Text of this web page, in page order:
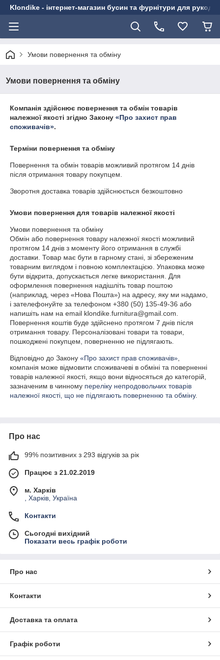
Klondike - інтернет-магазин бусин та фурнітури для
Умови повернення та обміну
Умови повернення та обміну
Компанія здійснює повернення та обмін товарів
належної якості згідно Закону «Про захист прав
споживачів».
Терміни повернення та обміну
Повернення та обмін товарів можливий протягом 14 днів
після отримання товару покупцем.
Зворотня доставка товарів здійснюється безкоштовно
Умови повернення для товарів належної якості
Умови повернення та обміну
Обмін або повернення товару належної якості можливий
протягом 14 днів з моменту його отримання в службі
доставки. Товар має бути в гарному стані, зі збереженим
товарним виглядом і повною комплектацією. Упаковка може
бути відкрита, допускається легке використання. Для
оформлення повернення надішліть товар поштою
(наприклад, через «Нова Пошта») на адресу, яку ми надамо,
і зателефонуйте за телефоном +380 (50) 135-49-36 або
напишіть нам на email klondike.furnitura@gmail.com.
Повернення коштів буде здійснено протягом 7 днів після
отримання товару. Персоналізовані товари та товари,
пошкоджені покупцем, поверненню не підлягають.
Відповідно до Закону «Про захист прав споживачів»
компанія може відмовити споживачеві в обміні та поверненні
товарів належної якості, якщо вони відносяться до категорій,
зазначеним в чинному переліку непродовольчих товарів
належної якості, що не підлягають поверненню та обміну.
Про нас
99% позитивних з 293 відгуків за рік
Працює з 21.02.2019
м. Харків
, Харків, Україна
Контакти
Сьогодні вихідний
Показати весь графік роботи
Про нас
Контакти
Доставка та оплата
Графік роботи